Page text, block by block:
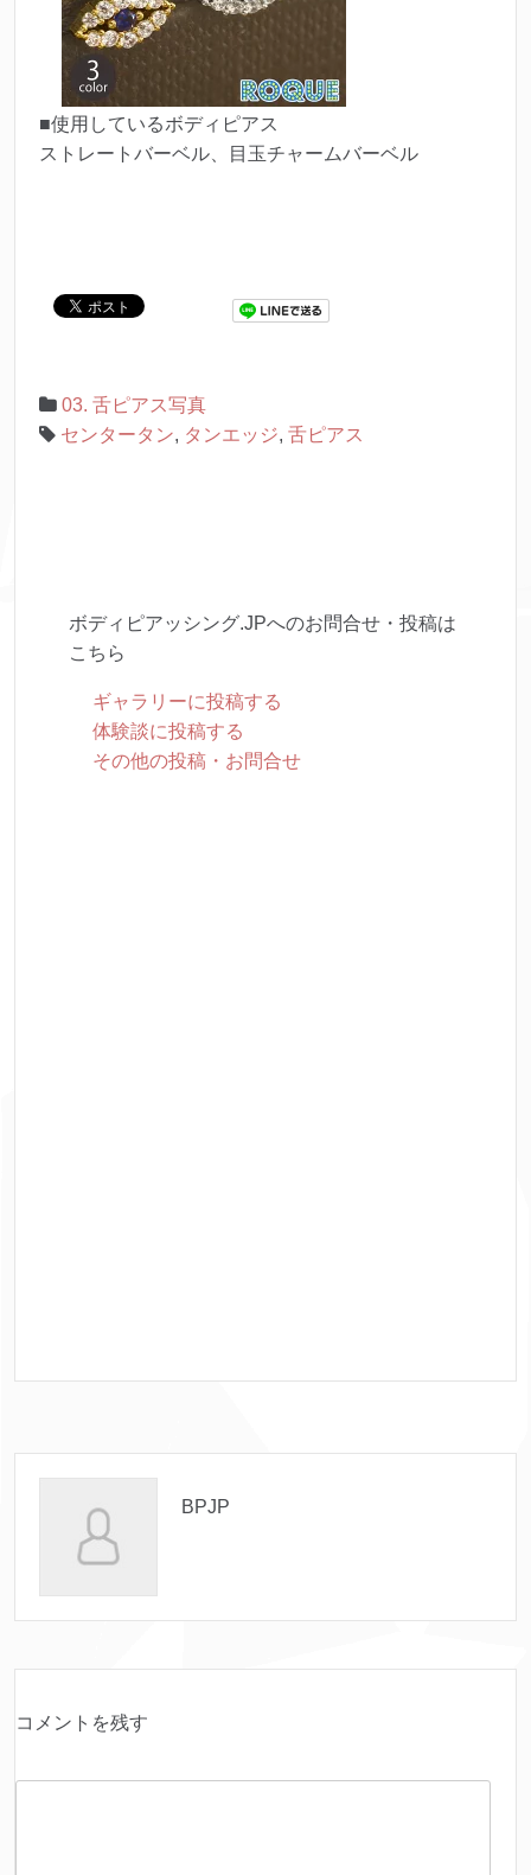
■使用しているボディピアス
ストレートバーベル、目玉チャームバーベル
03. 舌ピアス写真
センタータン, タンエッジ, 舌ピアス
ボディピアッシング.JPへのお問合せ・投稿は
こちら
ギャラリーに投稿する
体験談に投稿する
その他の投稿・お問合せ
BPJP
コメントを残す